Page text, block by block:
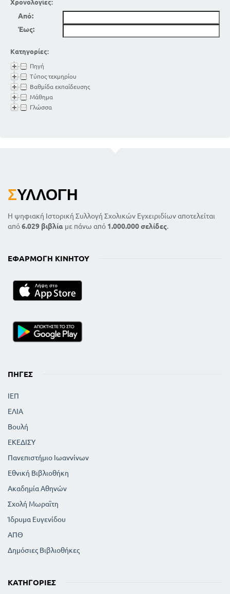
Χρονολογίες:
Από:
Έως:
Κατηγορίες:
Πηγή
Τύπος τεκμηρίου
Βαθμίδα εκπαίδευσης
Μάθημα
Γλώσσα
ΣΥΛΛΟΓΉ
Η ψηφιακή Ιστορική Συλλογή Σχολικών Εγχειριδίων αποτελείται
από6.029 βιβλία με πάνω από 1.000.000 σελίδες.
ΕΦΑΡΜΟΓΉ ΚΙΝΗΤΟΎ
ΠΗΓΈΣ
ΙΕΠ
ΕΛΙΑ
Βουλή
ΕΚΕΔΙΣΥ
Πανεπιστήμιο Ιωαννίνων
Εθνική Βιβλιοθήκη
Ακαδημία Αθηνών
Σχολή Μωραϊτη
Ίδρυμα Ευγενίδου
ΑΠΘ
Δημόσιες Βιβλιοθήκες
ΚΑΤΗΓΟΡΊΕΣ